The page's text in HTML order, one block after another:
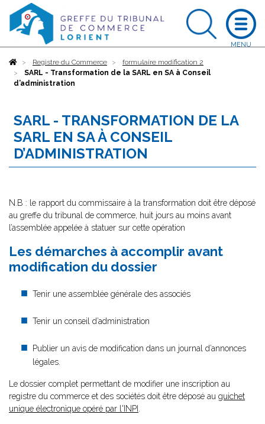
AccueilRegistre du Commerce
formulaire modification 2
SARL - Transformation de la SARL en SA à Conseil
d’administration
SARL - TRANSFORMATION DE LA
SARL EN SA À CONSEIL
D’ADMINISTRATION
N.B : le rapport du commissaire à la transformation doit être déposé
au greffe du tribunal de commerce, huit jours au moins avant
l’assemblée appelée à statuer sur cette opération
Les démarches à accomplir avant
modification du dossier
Tenir une assemblée générale des associés
Tenir un conseil d’administration
Publier un avis de modification dans un journal d’annonces
légales.
Le dossier complet permettant de modifier une inscription au
registre du commerce et des sociétés doit être déposé au guichet
unique électronique opéré par l'INPI